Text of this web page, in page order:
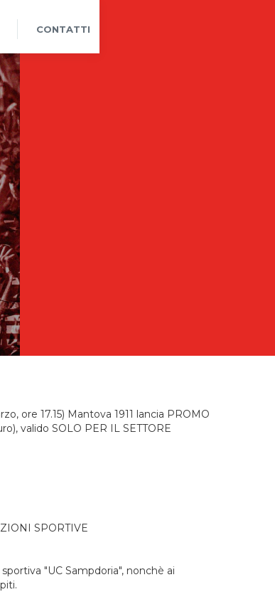
CONTATTI
ore 17.15) Mantova 1911 lancia PROMO
valido SOLO PER IL SETTORE
SPORTIVE
"UC Sampdoria", nonchè ai